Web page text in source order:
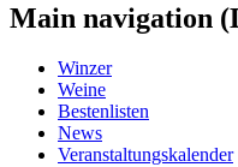
Main navigation
Winzer
Weine
Bestenlisten
News
Veranstaltungskalender